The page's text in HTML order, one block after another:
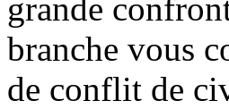
grande
branche vous
de conflit de